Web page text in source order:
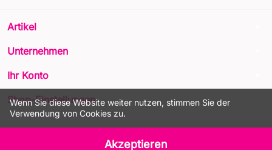
Wenn Sie diese Website weiter nutzen, stimmen Sie der
Verwendung von Cookies zu.
Akzeptieren
Artikel
Unternehmen
Ihr Konto
Shop-Einstellungen
© 2026 - LIQUA Online™